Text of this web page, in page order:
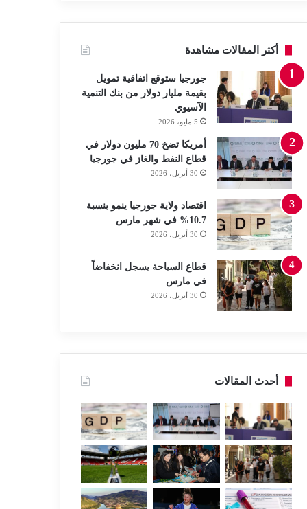
أكثر المقالات مشاهدة
جورجيا ستوقع اتفاقية تمويل
بقيمة مليار دولار من بنك التنمية
الآسيوي
5 مايو، 2026
أمريكا تضخ 70 مليون دولار في
قطاع النفط والغاز في جورجيا
30 أبريل، 2026
اقتصاد ولاية جورجيا ينمو بنسبة
10.7% في شهر مارس
30 أبريل، 2026
قطاع السياحة يسجل انخفاضاً
في مارس
30 أبريل، 2026
أحدث المقالات